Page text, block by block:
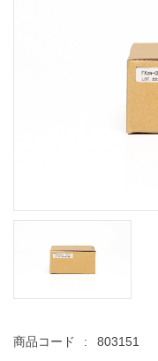
商品コード : 803151